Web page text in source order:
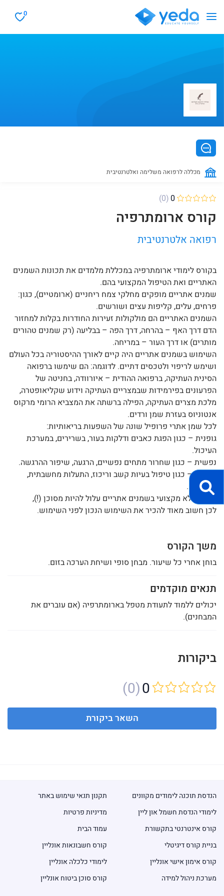
0
מכללה לרפואה משלימה ואלטרנטיבית
(0) 0
קורס ארומתרפיה
רפואה אלטרנטיבית
בקורס לימודי ארומתרפיה במכללת מלמדים את תכונות השמנים
האתריים ואת הטיפול המקצועי בהם.
שמנים אתריים מופקים מחלקי צמח ריחניים (ארומטיים), כגון:
פרחים, עלים, קליפות עצים ושורשים.
השמנים האתריים הם מולקולות זעירות החודרות בקלות למחזור
הדם דרך האף – בהרחה, דרך הפה – בבליעה (רק שמנים טהורים
מותרים) או דרך העור – במריחה.
השימוש בשמנים אתריים היה קיים לאורך ההיסטוריה בכל העולם
ושימש לריפוי ולטכסים דתיים. לדוגמה: הם שימשו ברפואה
הסינית העתיקה, ברפואה ההודית – איורוודה, בחניטה של
הפרעונים בפירמידות שבמצריים העתיקה וידוע שקליאופטרה,
מלכת מצרים העתיקה, הפילה ברשתה את המצביא הרומי מרקוס
אנטוניוס בעזרת שמן ורדים.
לכל שמן אתרי פרופיל שונה של השפעות בריאותיות:
גופנית – כגון הפגת כאבים ודלקות בעור, בשרירים, במערכת
העיכול.
נפשית – כגון שחרור מתחים נפשיים, הרגעה, שיפור ההרגשה.
רוחנית – כגון טיפול בעיות קשב וריכוז, התעלות מחשבתית,
מדיטציה.
שימוש לא מקצועי בשמנים אתריים עלול להיות מסוכן (!),
לכן חשוב מאוד להכיר את השימוש הנכון לפני השימוש.
משך הקורס
בוחן אחרי כל שיעור. מבחן סופי ושיחת הערכה בזום.
תנאים מוקדמים
יכולים ללמוד לתעודת מטפל בארומתרפיה (אם עוברים את
המבחנים).
ביקורות
(0)0
השאר ביקורת
תקנון תנאי שימוש באתר
מדיניות פרטיות
עמוד הבית
הנדסת תוכנה לימודים מקוונים
לימודי הנדסת חשמל און ליין
קורס אינטרנטי בתקשורת
קורס חשבונאות אונליין
לימודי כלכלה אונליין
קורס סוכן ביטוח אונליין
בניית קורס דיגיטלי
קורס אימון אישי אונליין
מערכת ניהול למידה